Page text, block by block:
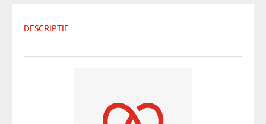
DESCRIPTIF